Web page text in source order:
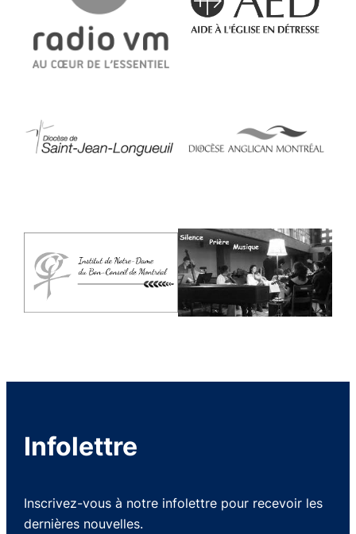
Infolettre
Inscrivez-vous à notre infolettre pour recevoir les
dernières nouvelles.